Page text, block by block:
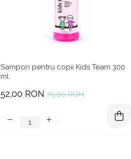
Sampon pentru copii Kids Team 300
ml
75,00 RON
52,00 RON